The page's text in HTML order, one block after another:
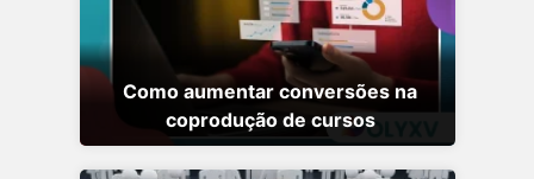
Como aumentar conversões na
coprodução de cursos